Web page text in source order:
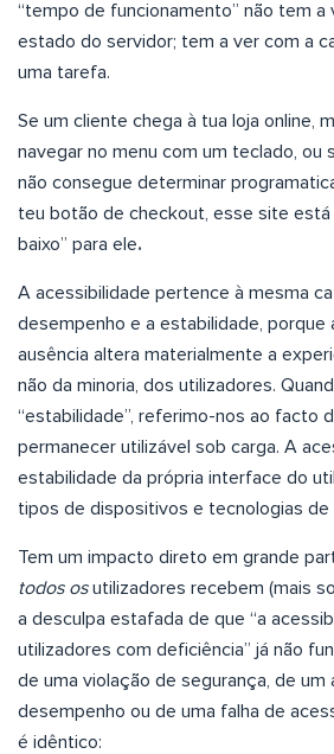
“tempo de funcionamento” não tem a
estado do servidor; tem a ver com a
uma tarefa.
Se um cliente chega à tua loja online,
navegar no menu com um teclado, ou
não consegue determinar
teu botão de checkout, esse site está
baixo” para ele.
A acessibilidade pertence à mesma
desempenho e a estabilidade, porque
ausência altera materialmente a
não da minoria, dos utilizadores.
“estabilidade”, referimo-nos ao facto
permanecer utilizável sob carga. A
estabilidade da própria interface do
tipos de dispositivos e tecnologias de
Tem um impacto direto em grande
todos osutilizadores recebem (mais
a desculpa estafada de que “a
utilizadores com deficiência” já não
de uma violação de segurança, de um
desempenho ou de uma falha de
é idêntico: